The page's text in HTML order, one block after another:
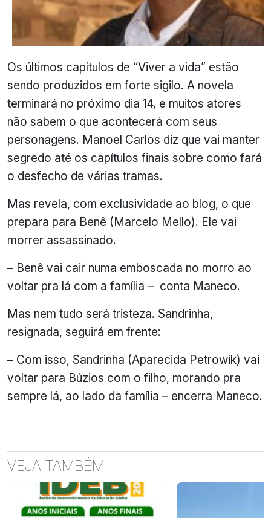
Os últimos capítulos de “Viver a vida” estão
sendo produzidos em forte sigilo. A novela
terminará no próximo dia 14, e muitos atores
não sabem o que acontecerá com seus
personagens. Manoel Carlos diz que vai manter
segredo até os capítulos finais sobre como fará
o desfecho de várias tramas.
Mas revela, com exclusividade ao blog, o que
prepara para Benê (Marcelo Mello). Ele vai
morrer assassinado.
– Benê vai cair numa emboscada no morro ao
voltar pra lá com a família – conta Maneco.
Mas nem tudo será tristeza. Sandrinha,
resignada, seguirá em frente:
– Com isso, Sandrinha (Aparecida Petrowik) vai
voltar para Búzios com o filho, morando pra
sempre lá, ao lado da família – encerra Maneco.
VEJA TAMBÉM